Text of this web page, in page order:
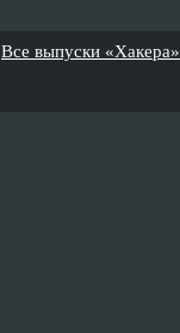
Все выпуски «Хакера»